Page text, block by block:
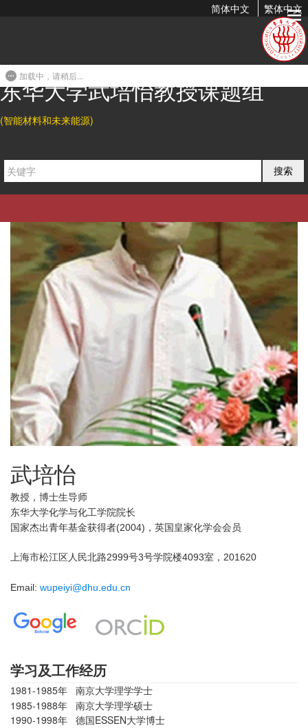
简体中文 繁体中文
东华大学武培怡教授课题组
(智能材料和未来能源)
搜索
武培怡
教授，博士生导师
东华大学化学与化工学院院长
国家杰出青年基金获得者(2004)，英国皇家化学会会员
上海市松江区人民北路2999号3号学院楼4093室，201620
Email: wupeiyi@dhu.edu.cn
学习及工作经历
1981-1985年 南京大学理学学士
1985-1988年 南京大学理学硕士
1990-1998年 德国ESSEN大学博士
加载中，请稍后...